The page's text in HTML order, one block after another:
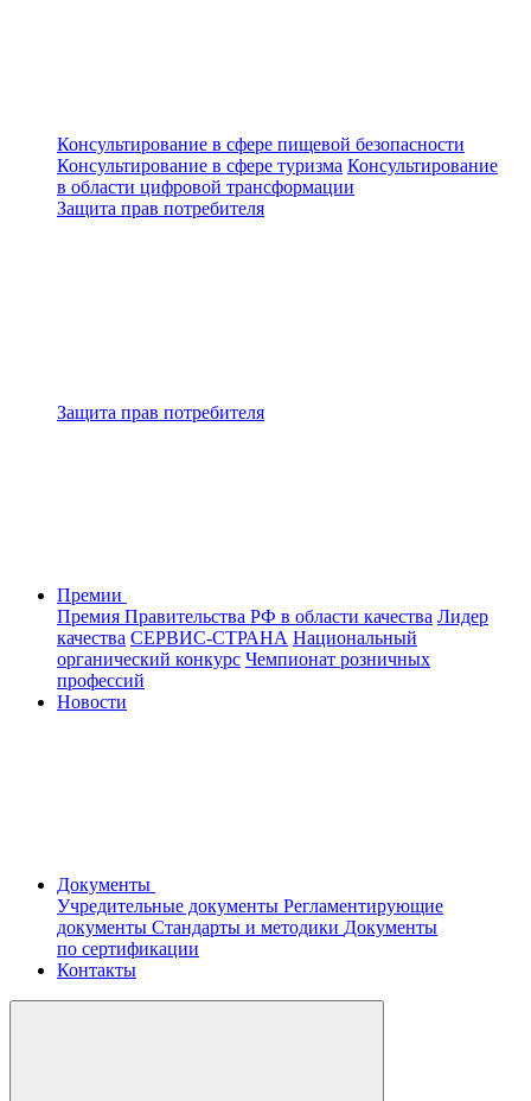
Консультирование в сфере пищевой безопасности
Консультирование в сфере туризма Консультирование
в области цифровой трансформации
Защита прав потребителя
Защита прав потребителя
Премии
Премия Правительства РФ в области качества Лидер
качества СЕРВИС-СТРАНА Национальный
органический конкурс Чемпионат розничных
профессий
Новости
Документы
Учредительные документы Регламентирующие
документы Стандарты и методики Документы
по сертификации
Контакты